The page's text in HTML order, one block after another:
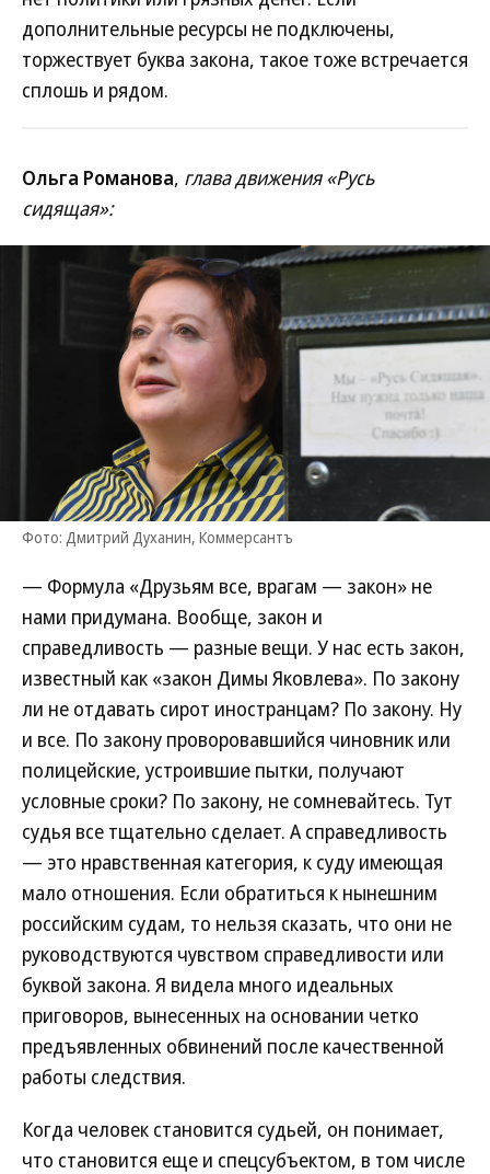
дополнительные ресурсы не подключены,
торжествует буква закона, такое тоже встречается
сплошь и рядом.
Ольга Романова, глава движения «Русь
сидящая»:
Фото: Дмитрий Духанин, Коммерсантъ
— Формула «Друзьям все, врагам — закон» не
нами придумана. Вообще, закон и
справедливость — разные вещи. У нас есть закон,
известный как «закон Димы Яковлева». По закону
ли не отдавать сирот иностранцам? По закону. Ну
и все. По закону проворовавшийся чиновник или
полицейские, устроившие пытки, получают
условные сроки? По закону, не сомневайтесь. Тут
судья все тщательно сделает. А справедливость
— это нравственная категория, к суду имеющая
мало отношения. Если обратиться к нынешним
российским судам, то нельзя сказать, что они не
руководствуются чувством справедливости или
буквой закона. Я видела много идеальных
приговоров, вынесенных на основании четко
предъявленных обвинений после качественной
работы следствия.
Когда человек становится судьей, он понимает,
что становится еще и спецсубъектом, в том числе